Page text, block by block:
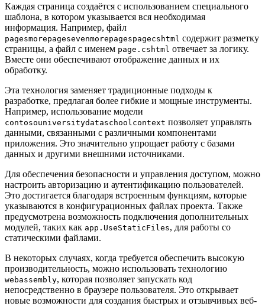
Каждая страница создаётся с использованием специального
шаблона, в котором указывается вся необходимая
информация. Например, файл
pagesmorepagesevenmorepagespagecshtml содержит разметку
страницы, а файл с именем page.cshtml отвечает за логику.
Вместе они обеспечивают отображение данных и их
обработку.
Эта технология заменяет традиционные подходы к
разработке, предлагая более гибкие и мощные инструменты.
Например, использование модели
contosouniversitydataschoolcontext позволяет управлять
данными, связанными с различными компонентами
приложения. Это значительно упрощает работу с базами
данных и другими внешними источниками.
Для обеспечения безопасности и управления доступом, можно
настроить авторизацию и аутентификацию пользователей.
Это достигается благодаря встроенным функциям, которые
указываются в конфигурационных файлах проекта. Также
предусмотрена возможность подключения дополнительных
модулей, таких как app.UseStaticFiles, для работы со
статическими файлами.
В некоторых случаях, когда требуется обеспечить высокую
производительность, можно использовать технологию
webassembly, которая позволяет запускать код
непосредственно в браузере пользователя. Это открывает
новые возможности для создания быстрых и отзывчивых веб-